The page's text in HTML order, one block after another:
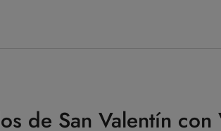
de San Valentín con